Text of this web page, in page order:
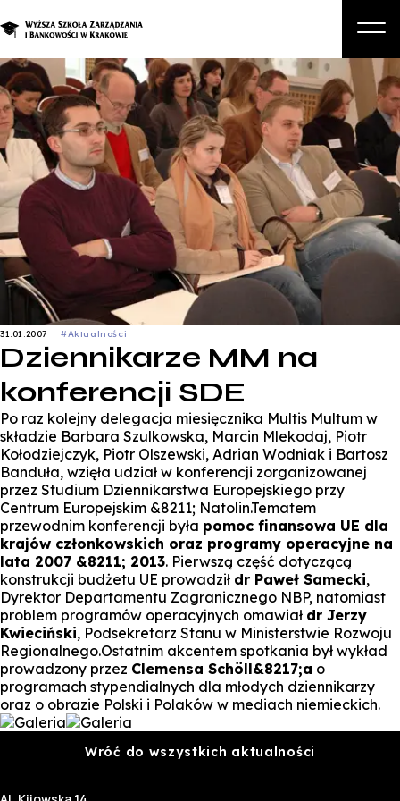
O nas
Studia
Studia podyplomowe i kursy
Kandydat
Student
Zapisz się na studia
31.01.2007 #Aktualności
Dziennikarze MM na
konferencji SDE
Po raz kolejny delegacja miesięcznika Multis Multum w
składzie Barbara Szulkowska, Marcin Mlekodaj, Piotr
Kołodziejczyk, Piotr Olszewski, Adrian Wodniak i Bartosz
Banduła, wzięła udział w konferencji zorganizowanej
przez Studium Dziennikarstwa Europejskiego przy
Centrum Europejskim &8211; Natolin.Tematem
przewodnim konferencji była pomoc finansowa UE dla
krajów członkowskich oraz programy operacyjne na
lata 2007 &8211; 2013. Pierwszą część dotyczącą
konstrukcji budżetu UE prowadził dr Paweł Samecki,
Dyrektor Departamentu Zagranicznego NBP, natomiast
problem programów operacyjnych omawiał dr Jerzy
Kwieciński, Podsekretarz Stanu w Ministerstwie Rozwoju
Regionalnego.Ostatnim akcentem spotkania był wykład
prowadzony przez Clemensa Schöll&8217;a o
programach stypendialnych dla młodych dziennikarzy
oraz o obrazie Polski i Polaków w mediach niemieckich.
Wróć do wszystkich aktualności